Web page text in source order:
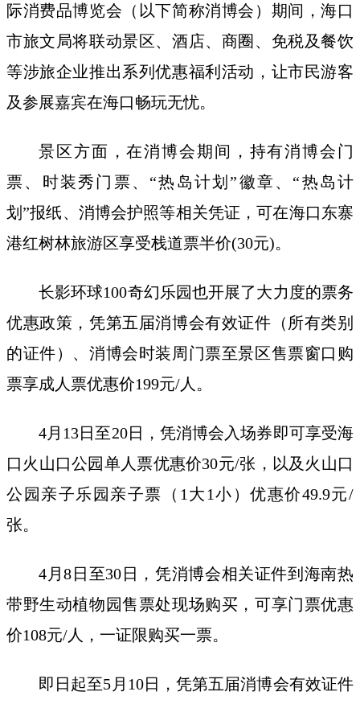
际消费品博览会（以下简称消博会）期间，海口
市旅文局将联动景区、酒店、商圈、免税及餐饮
等涉旅企业推出系列优惠福利活动，让市民游客
及参展嘉宾在海口畅玩无忧。
景区方面，在消博会期间，持有消博会门
票、时装秀门票、“热岛计划”徽章、“热岛计
划”报纸、消博会护照等相关凭证，可在海口东寨
港红树林旅游区享受栈道票半价(30元)。
长影环球100奇幻乐园也开展了大力度的票务
优惠政策，凭第五届消博会有效证件（所有类别
的证件）、消博会时装周门票至景区售票窗口购
票享成人票优惠价199元/人。
4月13日至20日，凭消博会入场券即可享受海
口火山口公园单人票优惠价30元/张，以及火山口
公园亲子乐园亲子票（1大1小）优惠价49.9元/
张。
4月8日至30日，凭消博会相关证件到海南热
带野生动植物园售票处现场购买，可享门票优惠
价108元/人，一证限购买一票。
即日起至5月10日，凭第五届消博会有效证件